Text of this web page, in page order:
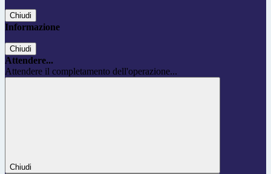
Chiudi
Informazione
Chiudi
Attendere...
Attendere il completamento dell'operazione...
Chiudi